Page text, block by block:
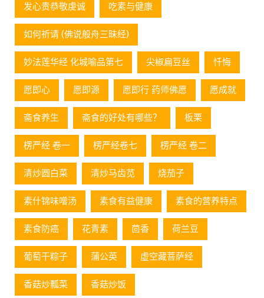
发心贵恭敬虔诚 吃素与健康
如何祈请 (佛说般舟三昧经)
妙法莲华经 化城喻品第七 尖椒扁豆丝 忏悔
愿即心 愿即源 愿即行 药师佛愿 愿成就
斋食养生 斋食的好处有哪些？ 板栗
楞严经 卷一 楞严经卷七 楞严经 卷二
清炒圆白菜 清炒马齿苋 烧茄子
素什锦味噌汤 素食有益健康 素食的营养特点
素食防癌 花青素 茴香 荷兰豆
葡萄⼲粽⼦ 蒲公英 虚空藏菩萨经
香菇炒瓢菜 香菇炒饭